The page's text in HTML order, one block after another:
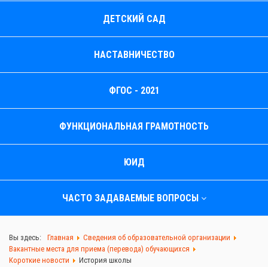
ДЕТСКИЙ САД
НАСТАВНИЧЕСТВО
ФГОС - 2021
ФУНКЦИОНАЛЬНАЯ ГРАМОТНОСТЬ
ЮИД
ЧАСТО ЗАДАВАЕМЫЕ ВОПРОСЫ
Вы здесь: Главная
Сведения об образовательной организации
Вакантные места для приема (перевода) обучающихся
Короткие новости
История школы